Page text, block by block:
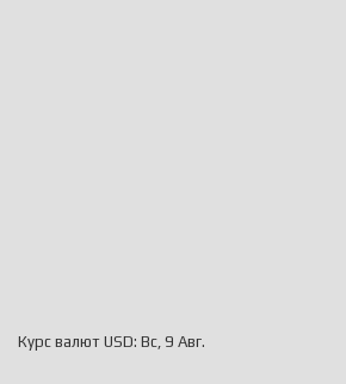
Курс валют USD: Вс, 9 Авг.